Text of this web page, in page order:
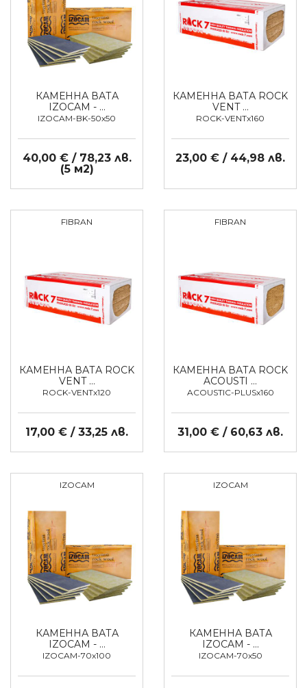
КАМЕННА ВАТА
IZOCAM - …
IZOCAM-BK-50x50
40,00 € / 78,23 лв.
(5 м2)
КАМЕННА ВАТА ROCK
VENT …
ROCK-VENTx160
23,00 € / 44,98 лв.
FIBRAN
КАМЕННА ВАТА ROCK
VENT …
ROCK-VENTx120
17,00 € / 33,25 лв.
FIBRAN
КАМЕННА ВАТА ROCK
ACOUSTI …
ACOUSTIC-PLUSx160
31,00 € / 60,63 лв.
IZOCAM
КАМЕННА ВАТА
IZOCAM - …
IZOCAM-70x100
IZOCAM
КАМЕННА ВАТА
IZOCAM - …
IZOCAM-70x50